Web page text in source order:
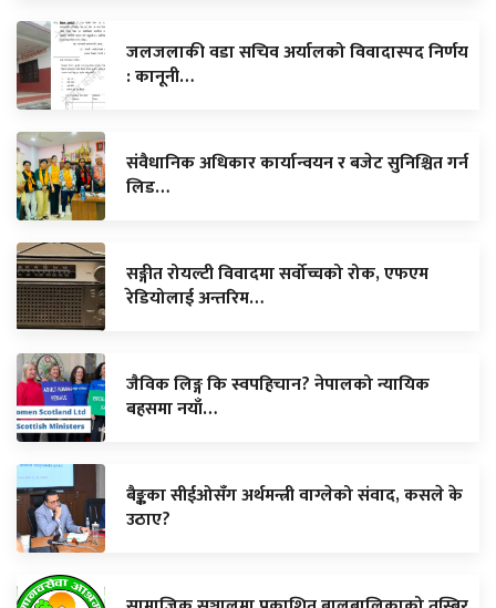
जलजलाकी वडा सचिव अर्यालको विवादास्पद निर्णय
: कानूनी…
संवैधानिक अधिकार कार्यान्वयन र बजेट सुनिश्चित गर्न
लिड…
सङ्गीत रोयल्टी विवादमा सर्वोच्चको रोक, एफएम
रेडियोलाई अन्तरिम…
जैविक लिङ्ग कि स्वपहिचान? नेपालको न्यायिक
बहसमा नयाँ…
बैङ्कका सीईओसँग अर्थमन्त्री वाग्लेको संवाद, कसले के
उठाए?